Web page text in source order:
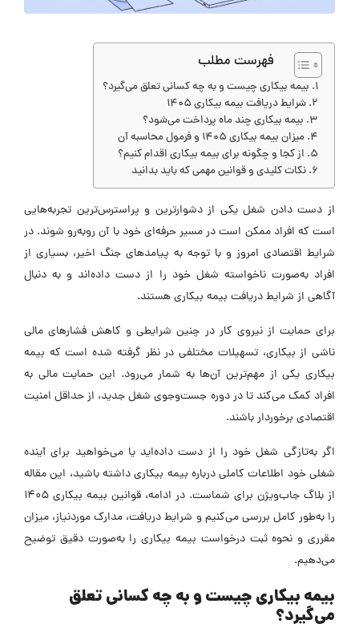
فهرست مطلب
بیمه بیکاری چیست و به چه کسانی تعلق می‌گیرد؟
شرایط دریافت بیمه بیکاری ۱۴۰۵
بیمه بیکاری چند ماه پرداخت می‌شود؟
میزان بیمه بیکاری 1405 و فرمول محاسبه آن
از کجا و چگونه برای بیمه بیکاری اقدام کنیم؟
نکات کلیدی و قوانین مهمی که باید بدانید
از دست دادن شغل یکی از دشوارترین و پراسترس‌ترین تجربه‌هایی
است که افراد ممکن است در مسیر حرفه‌ای خود با آن روبه‌رو شوند. در
شرایط اقتصادی امروز و با توجه به پیامدهای جنگ اخیر، بسیاری از
افراد به‌صورت ناخواسته شغل خود را از دست داده‌اند و به دنبال
آگاهی از شرایط دریافت بیمه بیکاری هستند.
برای حمایت از نیروی کار در چنین شرایطی و کاهش فشارهای مالی
ناشی از بیکاری، تسهیلات مختلفی در نظر گرفته شده است که بیمه
بیکاری یکی از مهم‌ترین آن‌ها به شمار می‌رود. این حمایت مالی به
افراد کمک می‌کند تا در دوره جست‌وجوی شغل جدید، از حداقل امنیت
اقتصادی برخوردار باشند.
اگر به‌تازگی شغل خود را از دست داده‌اید یا می‌خواهید برای آینده
شغلی خود اطلاعات کاملی درباره بیمه بیکاری داشته باشید، این مقاله
از بلاگ جاب‌ویژن برای شماست. در ادامه، قوانین بیمه بیکاری ۱۴۰۵
را به‌طور کامل بررسی می‌کنیم و شرایط دریافت، مدارک موردنیاز، میزان
مقرری و نحوه ثبت درخواست بیمه بیکاری را به‌صورت دقیق توضیح
می‌دهیم.
بیمه بیکاری چیست و به چه کسانی تعلق
می‌گیرد؟